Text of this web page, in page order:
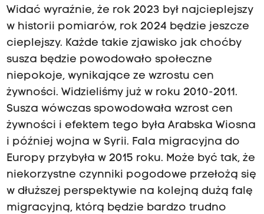
Widać wyraźnie, że rok 2023 był najcieplejszy
w historii pomiarów, rok 2024 będzie jeszcze
cieplejszy. Każde takie zjawisko jak choćby
susza będzie powodowało społeczne
niepokoje, wynikające ze wzrostu cen
żywności. Widzieliśmy już w roku 2010-2011.
Susza wówczas spowodowała wzrost cen
żywności i efektem tego była Arabska Wiosna
i później wojna w Syrii. Fala migracyjna do
Europy przybyła w 2015 roku. Może być tak, że
niekorzystne czynniki pogodowe przełożą się
w dłuższej perspektywie na kolejną dużą falę
migracyjną, którą będzie bardzo trudno